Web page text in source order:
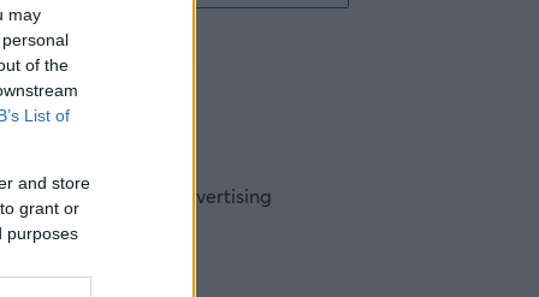
may
of the
List of
and store
grant or
purposes